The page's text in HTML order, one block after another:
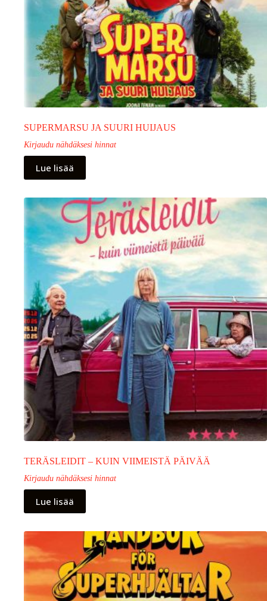
SUPERMARSU JA SUURI HUIJAUS
Kirjaudu nähdäksesi hinnat
Lue lisää
TERÄSLEIDIT – KUIN VIIMEISTÄ PÄIVÄÄ
Kirjaudu nähdäksesi hinnat
Lue lisää